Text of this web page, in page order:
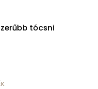
tócsni